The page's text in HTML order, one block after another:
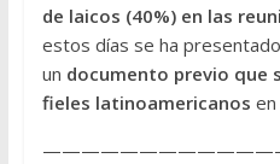
de laicos (40%) en las
estos días se ha
un documento previo que
fieles latinoamericanos